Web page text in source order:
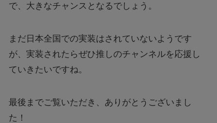
で、大きなチャンスとなるでしょう。
まだ日本全国での実装はされていないようです
が、実装されたらぜひ推しのチャンネルを応援し
ていきたいですね。
最後までご覧いただき、ありがとうございまし
た！